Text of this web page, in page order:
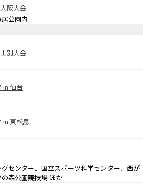
阪大会
公園内
別大会
in 仙台
in 東松島
センター、国立スポーツ科学センター、西が
森公園競技場 ほか